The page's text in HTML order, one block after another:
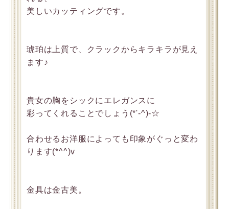
美しいカッティングです。
琥珀は上質で、クラックからキラキラが見え
ます♪
貴女の胸をシックにエレガンスに
彩ってくれることでしょう(*'-^)-☆
合わせるお洋服によっても印象がぐっと変わ
ります(*^^)v
金具は金古美。